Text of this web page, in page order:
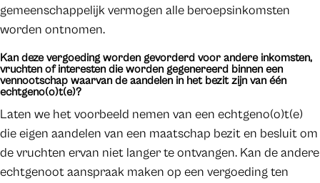
gemeenschappelijk vermogen alle beroepsinkomsten
worden ontnomen.
Kan deze vergoeding worden gevorderd voor andere inkomsten,
vruchten of interesten die worden gegenereerd binnen een
vennootschap waarvan de aandelen in het bezit zijn van één
echtgeno(o)t(e)?
Laten we het voorbeeld nemen van een echtgeno(o)t(e)
die eigen aandelen van een maatschap bezit en besluit om
de vruchten ervan niet langer te ontvangen. Kan de andere
echtgenoot aanspraak maken op een vergoeding ten